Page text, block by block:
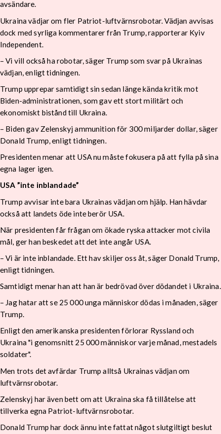
avsändare.
Ukraina vädjar om fler Patriot-luftvärnsrobotar. Vädjan avvisas
dock med syrliga kommentarer från Trump, rapporterar Kyiv
Independent.
– Vi vill också ha robotar, säger Trump som svar på Ukrainas
vädjan, enligt tidningen.
Trump upprepar samtidigt sin sedan länge kända kritik mot
Biden-administrationen, som gav ett stort militärt och
ekonomiskt bistånd till Ukraina.
– Biden gav Zelenskyj ammunition för 300 miljarder dollar, säger
Donald Trump, enligt tidningen.
Presidenten menar att USA nu måste fokusera på att fylla på sina
egna lager igen.
USA ”inte inblandade”
Trump avvisar inte bara Ukrainas vädjan om hjälp. Han hävdar
också att landets öde inte berör USA.
När presidenten får frågan om ökade ryska attacker mot civila
mål, ger han beskedet att det inte angår USA.
– Vi är inte inblandade. Ett hav skiljer oss åt, säger Donald Trump,
enligt tidningen.
Samtidigt menar han att han är bedrövad över dödandet i Ukraina.
– Jag hatar att se 25 000 unga människor dödas i månaden, säger
Trump.
Enligt den amerikanska presidenten förlorar Ryssland och
Ukraina "i genomsnitt 25 000 människor varje månad, mestadels
soldater".
Men trots det avfärdar Trump alltså Ukrainas vädjan om
luftvärnsrobotar.
Zelenskyj har även bett om att Ukraina ska få tillåtelse att
tillverka egna Patriot-luftvärnsrobotar.
Donald Trump har dock ännu inte fattat något slutgiltigt beslut